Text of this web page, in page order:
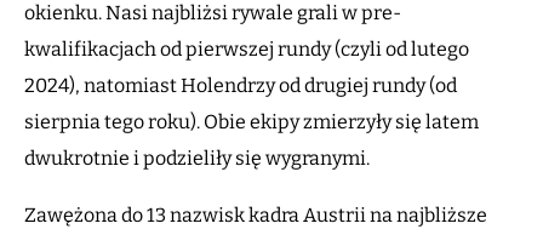
okienku. Nasi najbliżsi rywale grali w pre-
kwalifikacjach od pierwszej rundy (czyli od lutego
2024), natomiast Holendrzy od drugiej rundy (od
sierpnia tego roku). Obie ekipy zmierzyły się latem
dwukrotnie i podzieliły się wygranymi.
Zawężona do 13 nazwisk kadra Austrii na najbliższe